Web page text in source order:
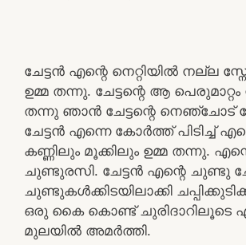
ചേട്ടൻ എന്റെ നെറ്റിയിൽ നല്ല
ഉമ്മ തന്നു. ചേട്ടന്റെ ആ
തന്നു ഞാൻ ചേട്ടന്റെ നെഞ്ചോട്
ചേട്ടൻ എന്നെ കോർത്ത് പിടിച്ച്
കണ്ണിലും മൂക്കിലും ഉമ്മ തന്നു.
ചുണ്ടുരസി. ചേട്ടൻ എന്റെ ചുണ്ടു
ചുണ്ടുകൾക്കിടയിലാക്കി
ഒരു കൈ കൊണ്ട് ചുരിദാറിലൂടെ
മുലയിൽ അമർത്തി.